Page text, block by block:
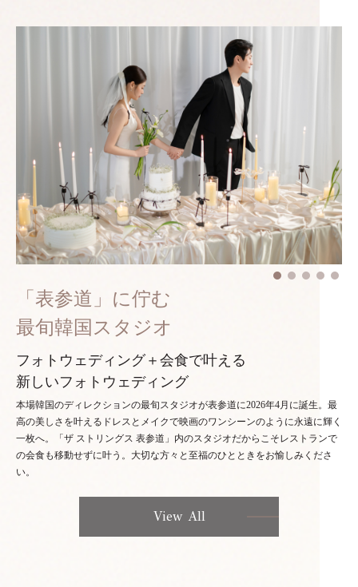
「表参道」に佇む
最旬韓国スタジオ
フォトウェディング＋会食で叶える
新しいフォトウェディング
本場韓国のディレクションの最旬スタジオが表参道に2026年4月に誕生。最
高の美しさを叶えるドレスとメイクで映画のワンシーンのように永遠に輝く
一枚へ。「ザ ストリングス 表参道」内のスタジオだからこそレストランで
の会食も移動せずに叶う。大切な方々と至福のひとときをお愉しみくださ
い。
View All